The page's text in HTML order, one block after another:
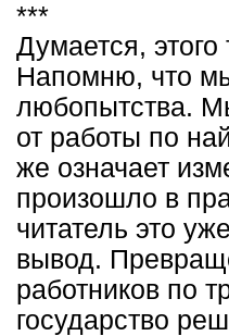
***
Думается, этого
Напомню, что
любопытства.
от работы по
же означает
произошло в
читатель это
вывод.
работников по
государство